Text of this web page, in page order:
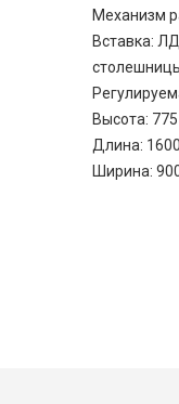
Механизм
Вставка:
Высота:
Длина:
Ширина: